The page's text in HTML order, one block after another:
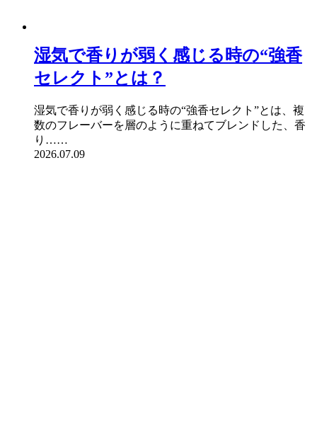
湿気で香りが弱く感じる時の“強香
セレクト”とは？
湿気で香りが弱く感じる時の“強香セレクト”とは、複
数のフレーバーを層のように重ねてブレンドした、香
り……
2026.07.09